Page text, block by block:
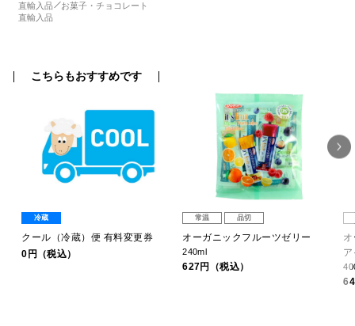
直輸入品
お菓子・チョコレート
直輸入品
こちらもおすすめです
冷蔵
クール（冷蔵）便 有料変更券
0円（税込）
常温 品切
オーガニックフルーツゼリー
240ml
627円（税込）